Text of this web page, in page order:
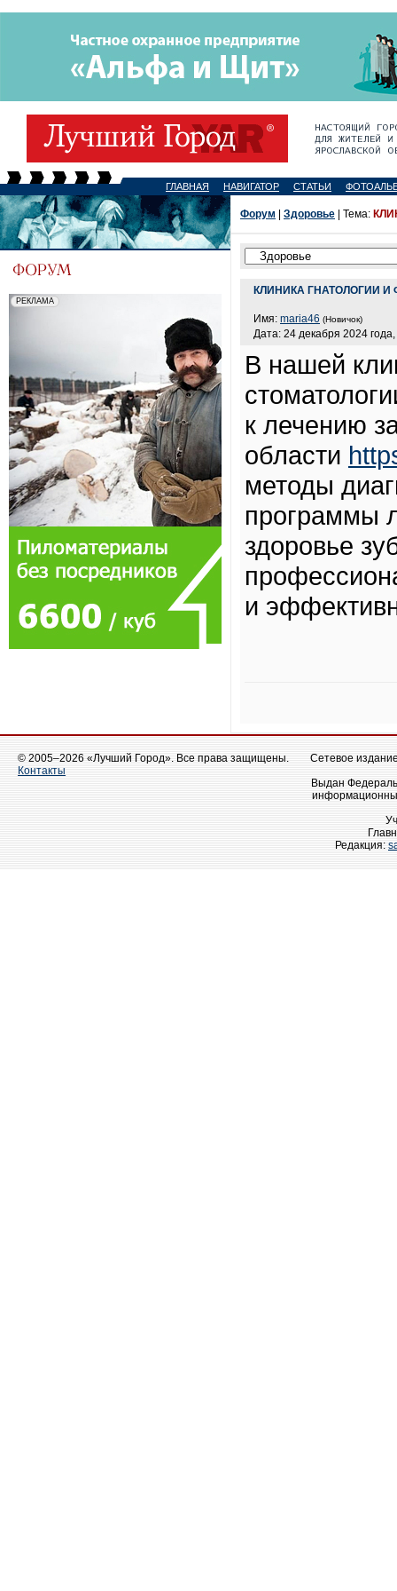
ГЛАВНАЯ НАВИГАТОР СТАТЬИ
Форум Здоровье | Тема:
КЛИНИКА ГНАТОЛОГИИ
Имя: maria46 (Новичок)
Дата: 24 декабря 2024
В нашей
к лечению
области
методы
программы
здоровье
и
© 2005–2026 «Лучший Город». Все права защищены.
Контакты
Сетевое
Выдан
Редакция: